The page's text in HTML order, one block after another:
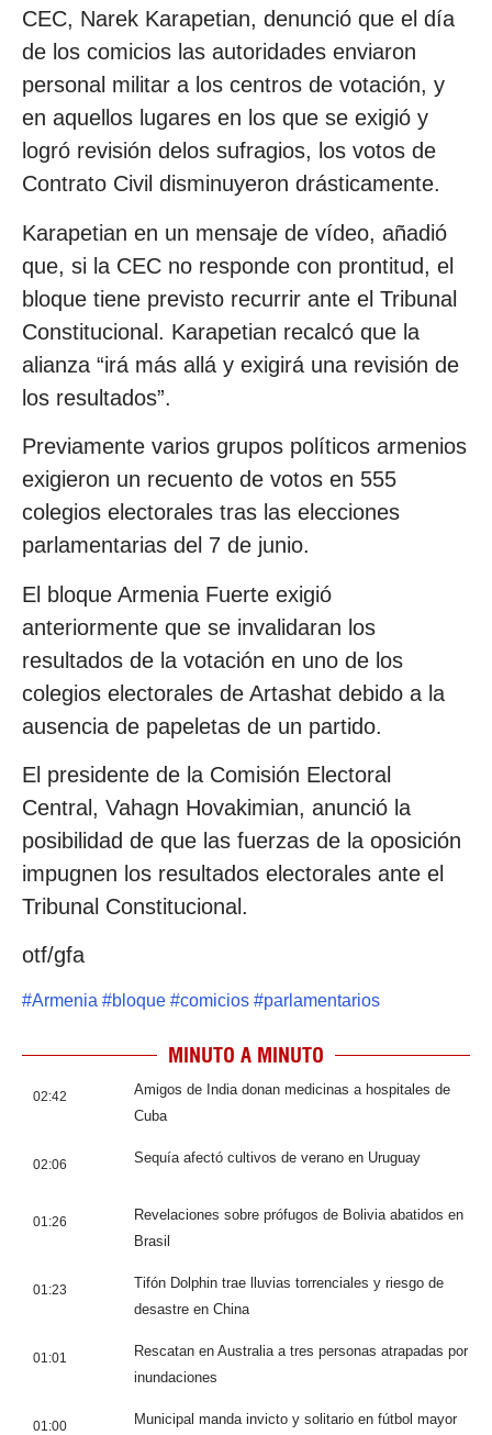
CEC, Narek Karapetian, denunció que el día
de los comicios las autoridades enviaron
personal militar a los centros de votación, y
en aquellos lugares en los que se exigió y
logró revisión delos sufragios, los votos de
Contrato Civil disminuyeron drásticamente.
Karapetian en un mensaje de vídeo, añadió
que, si la CEC no responde con prontitud, el
bloque tiene previsto recurrir ante el Tribunal
Constitucional. Karapetian recalcó que la
alianza “irá más allá y exigirá una revisión de
los resultados”.
Previamente varios grupos políticos armenios
exigieron un recuento de votos en 555
colegios electorales tras las elecciones
parlamentarias del 7 de junio.
El bloque Armenia Fuerte exigió
anteriormente que se invalidaran los
resultados de la votación en uno de los
colegios electorales de Artashat debido a la
ausencia de papeletas de un partido.
El presidente de la Comisión Electoral
Central, Vahagn Hovakimian, anunció la
posibilidad de que las fuerzas de la oposición
impugnen los resultados electorales ante el
Tribunal Constitucional.
otf/gfa
#Armenia #bloque #comicios #parlamentarios
MINUTO A MINUTO
02:42
Amigos de India donan medicinas a hospitales de
Cuba
02:06 Sequía afectó cultivos de verano en Uruguay
01:26
Revelaciones sobre prófugos de Bolivia abatidos en
Brasil
01:23
Tifón Dolphin trae lluvias torrenciales y riesgo de
desastre en China
01:01
Rescatan en Australia a tres personas atrapadas por
inundaciones
01:00
Municipal manda invicto y solitario en fútbol mayor